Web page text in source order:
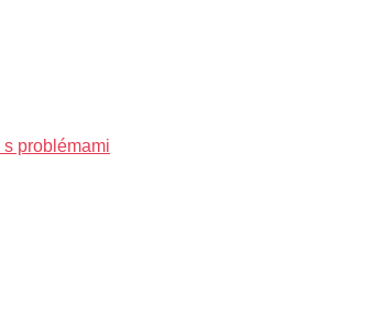
problémami